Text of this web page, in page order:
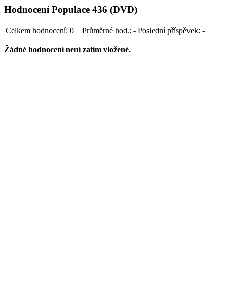
Hodnocení Populace 436 (DVD)
Celkem hodnocení: 0 Průměrné hod.: - Poslední příspěvek: -
Žádné hodnocení není zatím vložené.